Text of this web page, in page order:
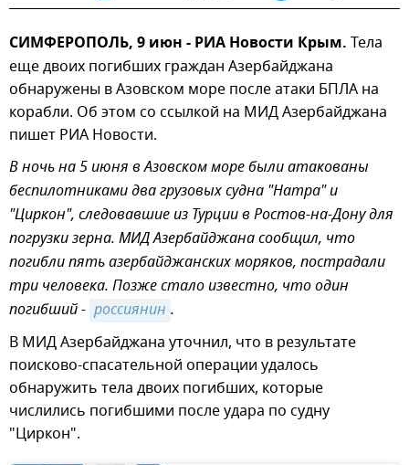
СИМФЕРОПОЛЬ, 9 июн - РИА Новости Крым. Тела
еще двоих погибших граждан Азербайджана
обнаружены в Азовском море после атаки БПЛА на
корабли. Об этом со ссылкой на МИД Азербайджана
пишет РИА Новости.
В ночь на 5 июня в Азовском море были атакованы
беспилотниками два грузовых судна "Натра" и
"Циркон", следовавшие из Турции в Ростов-на-Дону для
погрузки зерна. МИД Азербайджана сообщил, что
погибли пять азербайджанских моряков, пострадали
три человека. Позже стало известно, что один
погибший - россиянин .
В МИД Азербайджана уточнил, что в результате
поисково-спасательной операции удалось
обнаружить тела двоих погибших, которые
числились погибшими после удара по судну
"Циркон".